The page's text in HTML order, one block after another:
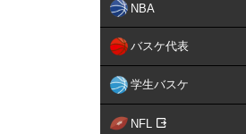
NBA
バスケ代表
学生バスケ
NFL